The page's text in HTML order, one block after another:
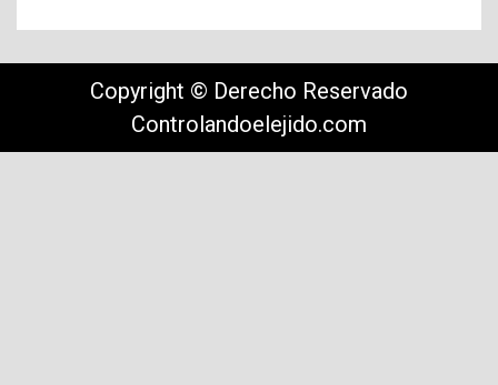
Copyright © Derecho Reservado
Controlandoelejido.com